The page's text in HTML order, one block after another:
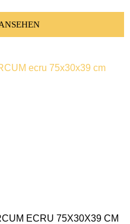
ECRU 75X30X39 CM